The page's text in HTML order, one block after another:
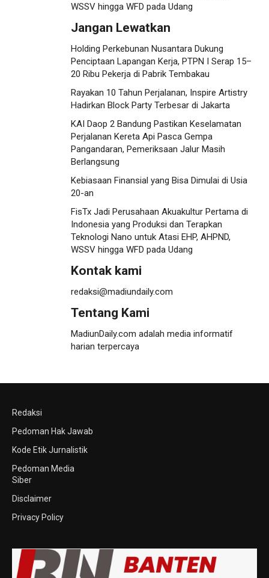
WSSV hingga WFD pada Udang
Jangan Lewatkan
Holding Perkebunan Nusantara Dukung
Penciptaan Lapangan Kerja, PTPN I Serap 15–
20 Ribu Pekerja di Pabrik Tembakau
Rayakan 10 Tahun Perjalanan, Inspire Artistry
Hadirkan Block Party Terbesar di Jakarta
KAI Daop 2 Bandung Pastikan Keselamatan
Perjalanan Kereta Api Pasca Gempa
Pangandaran, Pemeriksaan Jalur Masih
Berlangsung
Kebiasaan Finansial yang Bisa Dimulai di Usia
20-an
FisTx Jadi Perusahaan Akuakultur Pertama di
Indonesia yang Produksi dan Terapkan
Teknologi Nano untuk Atasi EHP, AHPND,
WSSV hingga WFD pada Udang
Kontak kami
redaksi@madiundaily.com
Tentang Kami
MadiunDaily.com adalah media informatif
harian terpercaya
Redaksi
Pedoman Hak Jawab
Kode Etik Jurnalistik
Pedoman Media
Siber
Disclaimer
Privacy Policy